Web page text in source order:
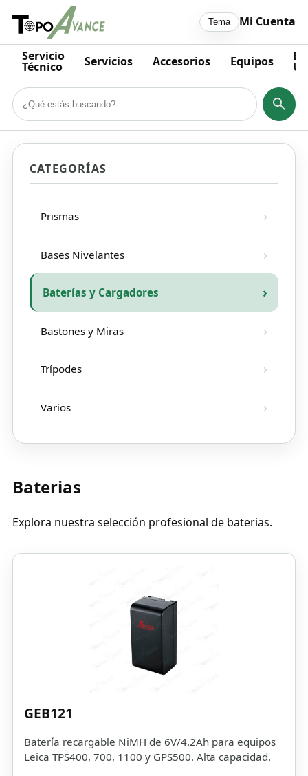
Tema Mi Cuenta
Servicio
Técnico Servicios Accesorios Equipos
CATEGORÍAS
Prismas
Bases Nivelantes
Baterías y Cargadores
Bastones y Miras
Trípodes
Varios
Baterias
Explora nuestra selección profesional de baterias.
GEB121
Batería recargable NiMH de 6V/4.2Ah para equipos
Leica TPS400, 700, 1100 y GPS500. Alta capacidad.